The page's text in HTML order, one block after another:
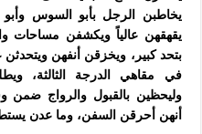
يخاطبن الرجل بأبو السوس وأبو
يقهقهن عالياً ويكشفن
بتحد كبير، ويخزقن أنفهن
في مقاهي الدرجة الثالثة،
وليحظين بالقبول والرواج ضمن
أنهن أحرقن السفن، وما عدن